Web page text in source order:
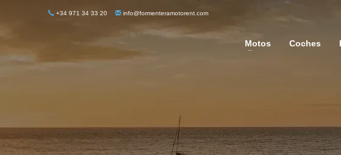
+34 971 34 33 20 info@formenteramotorent.com
Motos Coches